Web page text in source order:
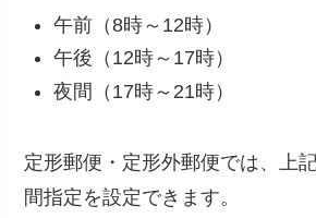
午前（8時～12時）
午後（12時～17時）
夜間（17時～21時）
定形郵便・定形外郵便では、上
間指定を設定できます。